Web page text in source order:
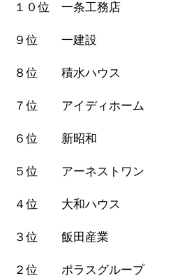
１０位 一条工務店
９位 一建設 ６
８位 積水ハウス
７位 アイディホーム
６位 新昭和 ８
５位 アーネストワン
４位 大和ハウス
３位 飯田産業
２位 ポラスグループ